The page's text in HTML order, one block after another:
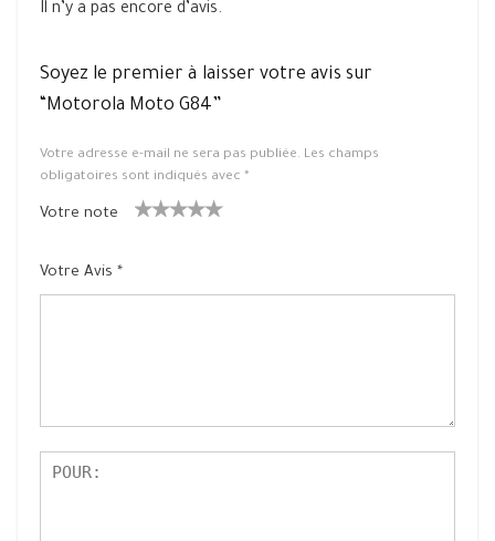
Il n’y a pas encore d’avis.
Soyez le premier à laisser votre avis sur
“Motorola Moto G84”
Votre adresse e-mail ne sera pas publiée. Les champs
obligatoires sont indiqués avec *
Votre note
oil
sur
Votre Avis *